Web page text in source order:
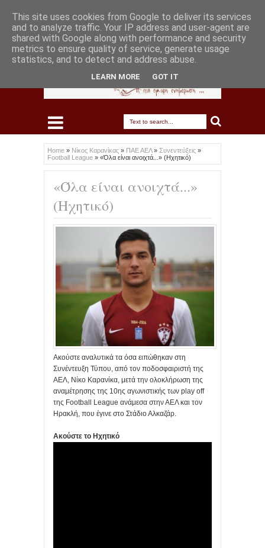
Home » Νίκος Καρανίκας » ΠΑΕ ΑΕΛ» Συνεντεύξεις »
Football League » «Όλα είναι ανοιχτά...» (Ηχητικό)
«Όλα είναι ανοιχτά...»
(Ηχητικό)
Ακούστε αναλυτικά τα όσα ειπώθηκαν στη
Συνέντευξη Τύπου, από τον ποδοσφαιριστή της
ΑΕΛ, Νίκο Καρανίκα, μετά την ολοκλήρωση της
αναμέτρησης της 10ης αγωνιστικής των play off
της Football League ανάμεσα στην ΑΕΛ και τον
Ηρακλή, που έγινε στο Στάδιο Αλκαζάρ.
Ακούστε το Ηχητικό
This site uses cookies from Google to deliver its services
and to analyze traffic. Your IP address and user-agent are
shared with Google along with performance and security
metrics to ensure quality of service, generate usage
statistics, and to detect and address abuse.
LEARN MORE GOT IT